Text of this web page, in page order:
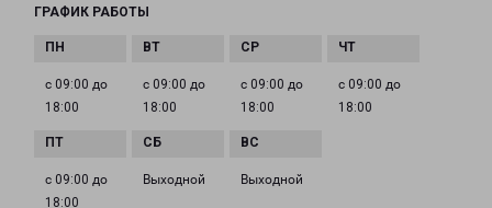
ГРАФИК РАБОТЫ
с 09:00 до
18:00
с 09:00 до
18:00
с 09:00 до
18:00
с 09:00 до
18:00
с 09:00 до
18:00
Выходной Выходной